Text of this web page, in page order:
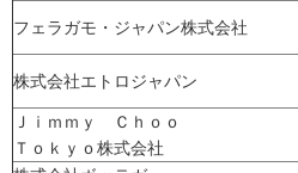
フェラガモ・ジャパン株式会社
株式会社エトロジャパン
Ｊｉｍｍｙ Ｃｈｏｏ
Ｔｏｋｙｏ株式会社